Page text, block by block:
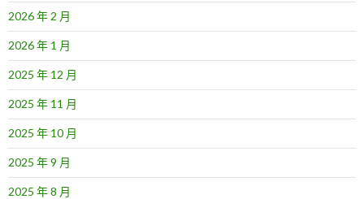
2026 年 2 月
2026 年 1 月
2025 年 12 月
2025 年 11 月
2025 年 10 月
2025 年 9 月
2025 年 8 月